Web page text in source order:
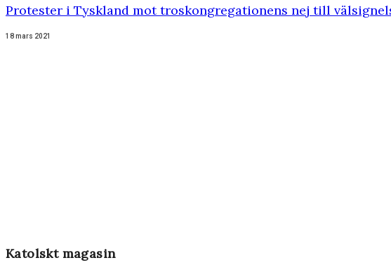
Protester i Tyskland mot troskongregationens nej till
18 mars 2021
Katolskt magasin